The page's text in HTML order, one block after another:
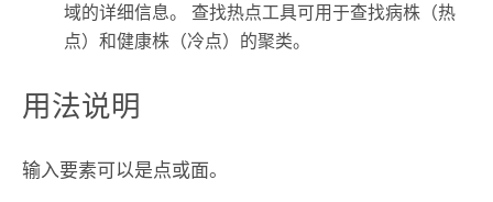
域的详细信息。查找热点工具可用于查找病株（热
点）和健康株（冷点）的聚类。
用法说明
输入要素可以是点或面。